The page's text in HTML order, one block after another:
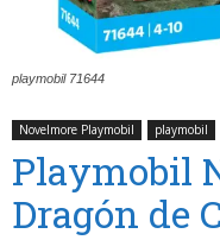
playmobil 71644
Novelmore Playmobil playmobil
Playmobil
Dragón de